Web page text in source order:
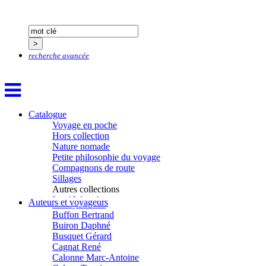
recherche avancée
Catalogue
Voyage en poche
Hors collection
Nature nomade
Petite philosophie du voyage
Compagnons de route
Sillages
Autres collections
La clé des champs
Chemins d’étoiles
Visions
Auteurs et voyageurs
Billard Yannick
Bluntzer Christophe
Bonnem Éric
Boudart Jean-Louis
Bougault Laurence
Boulnois Lucette
Bourgault Pierrick
Brès Justine
Brès Romain
Brossier Éric
Buchy Franck
Buffon Bertrand
Buiron Daphné
Busquet Gérard
Cagnat René
Calonne Marc-Antoine